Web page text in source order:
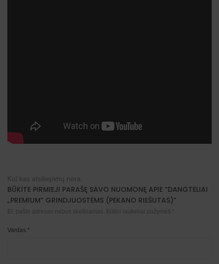
Kol kas atsiliepimų nėra.
BŪKITE PIRMIEJI PARAŠĘ SAVO NUOMONĘ APIE “DANGTELIAI
„PREMIUM” GRINDJUOSTĖMS (PEKANO RIEŠUTAS)”
El. pašto adresas nebus skelbiamas. Būtini laukeliai pažymėti
Vardas *